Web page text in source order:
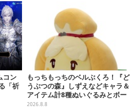
コン
「祈
もっちもっちのベルぶくろ！『ど
うぶつの森』しずえなどキャラ＆
アイテム計8種ぬいぐるみとボー
ルチェーン付きマスコットが発売
2026.8.8